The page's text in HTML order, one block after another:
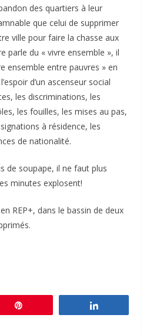
des quartiers à leur
que celui de supprimer
ville pour faire la chasse aux
parle du « vivre ensemble », il
ensemble entre pauvres » en
d’un ascenseur social
les discriminations, les
les fouilles, les mises au pas,
à résidence, les
de nationalité.
de soupape, il ne faut plus
minutes explosent!
REP+, dans le bassin de deux